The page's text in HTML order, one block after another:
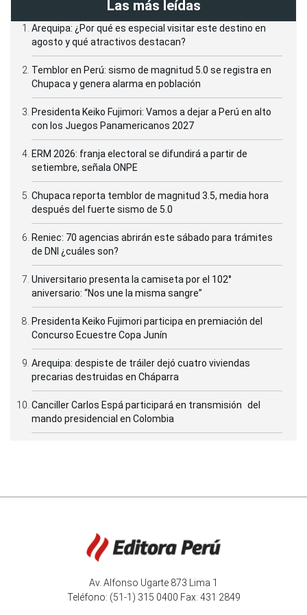
Las más leídas
Arequipa: ¿Por qué es especial visitar este destino en
agosto y qué atractivos destacan?
Temblor en Perú: sismo de magnitud 5.0 se registra en
Chupaca y genera alarma en población
Presidenta Keiko Fujimori: Vamos a dejar a Perú en alto
con los Juegos Panamericanos 2027
ERM 2026: franja electoral se difundirá a partir de
setiembre, señala ONPE
Chupaca reporta temblor de magnitud 3.5, media hora
después del fuerte sismo de 5.0
Reniec: 70 agencias abrirán este sábado para trámites
de DNI ¿cuáles son?
Universitario presenta la camiseta por el 102°
aniversario: “Nos une la misma sangre”
Presidenta Keiko Fujimori participa en premiación del
Concurso Ecuestre Copa Junín
Arequipa: despiste de tráiler dejó cuatro viviendas
precarias destruidas en Cháparra
Canciller Carlos Espá participará en transmisión del
mando presidencial en Colombia
Av. Alfonso Ugarte 873 Lima 1
Teléfono: (51-1) 315 0400 Fax: 431 2849